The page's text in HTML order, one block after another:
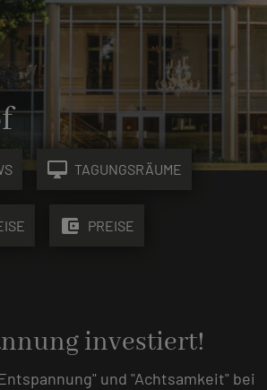
desktop_mac TAGUNGSRÄUME
account_balance_wallet PREISE
investiert!
und "Achtsamkeit" bei